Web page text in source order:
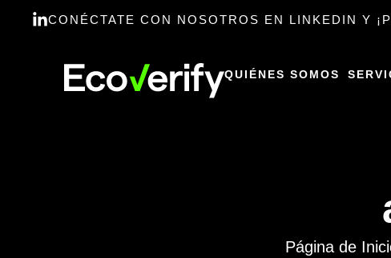
CONÉCTATE CON NOSOTROS EN LINKEDIN Y
QUIÉNES SOMOS
Página de